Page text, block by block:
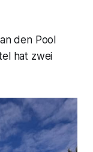
den Pool
hat zwei